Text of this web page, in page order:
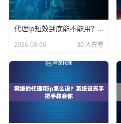
代理ip短效到底能不能用？2026年短效代理凭啥越来越火
2026-08-06 30 人在看